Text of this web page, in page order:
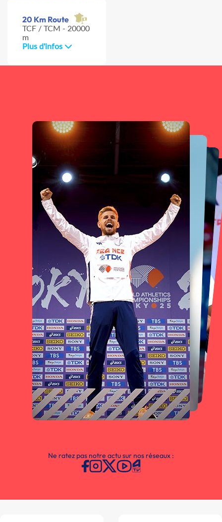
20 Km Route
TCF / TCM - 20000
m
Plus d'infos
Ne ratez pas notre actu sur nos réseaux :